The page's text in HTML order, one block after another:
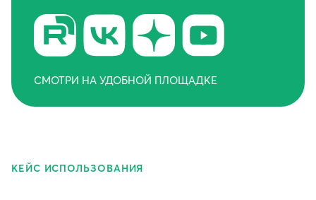
СМОТРИ НА УДОБНОЙ ПЛОЩАДКЕ
КЕЙС ИСПОЛЬЗОВАНИЯ